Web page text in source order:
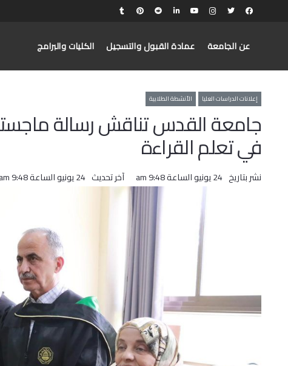
عن الجامعة عمادة القبول والتسجيل الكليات والبرامج
إعلانات الدراسات العليا الأنشطة الطلابية
جامعة القدس تناقش رسالة
في تعلم القراءة
نشر بتاريخ 24 يونيو الساعة 9:48 am آخر تحديث 24 يونيو الساعة 9:48 am